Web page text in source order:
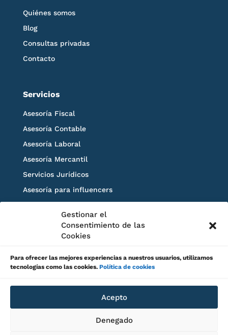
Gestionar el
Consentimiento de las
Cookies
Para ofrecer las mejores experiencias a nuestros usuarios, utilizamos
tecnologías como las cookies. Política de cookies
Acepto
Denegado
Quiénes somos
Blog
Consultas privadas
Contacto
Servicios
Asesoría Fiscal
Asesoría Contable
Asesoría Laboral
Asesoría Mercantil
Servicios Jurídicos
Asesoría para influencers
Solicita información
Canal de Denuncias